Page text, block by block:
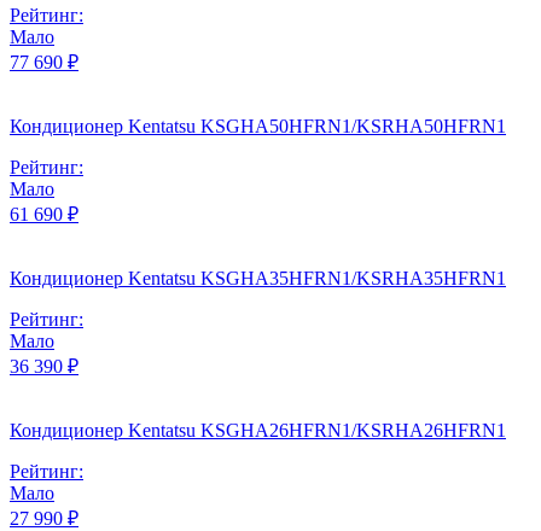
Рейтинг:
Мало
77 690 ₽
Кондиционер Kentatsu KSGHA50HFRN1/KSRHA50HFRN1
Рейтинг:
Мало
61 690 ₽
Кондиционер Kentatsu KSGHA35HFRN1/KSRHA35HFRN1
Рейтинг:
Мало
36 390 ₽
Кондиционер Kentatsu KSGHA26HFRN1/KSRHA26HFRN1
Рейтинг:
Мало
27 990 ₽